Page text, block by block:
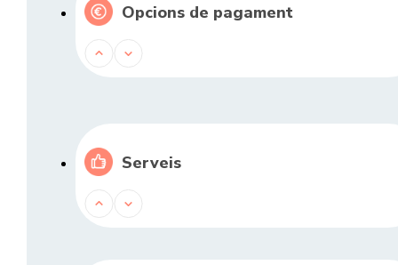
Opcions de pagament
Serveis